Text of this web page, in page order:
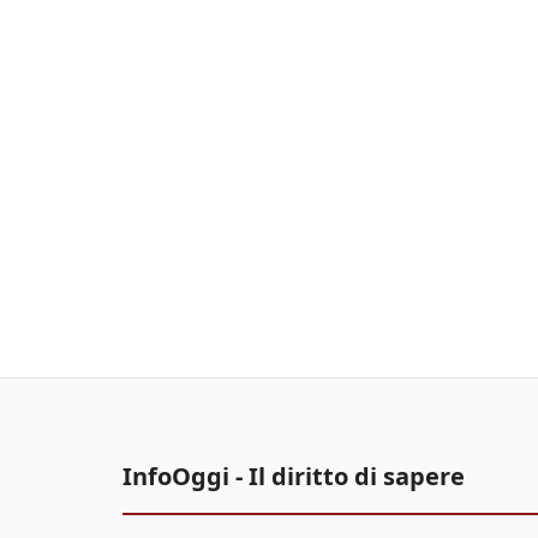
InfoOggi - Il diritto di sapere